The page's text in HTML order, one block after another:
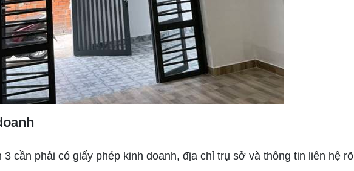
cần phải có giấy phép kinh doanh, địa chỉ trụ sở và thông tin liên hệ rõ